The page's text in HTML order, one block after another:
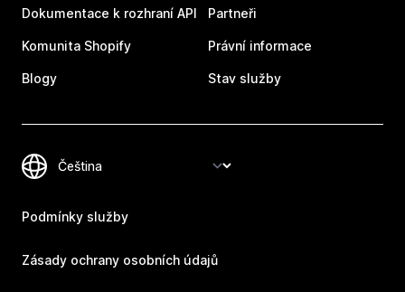
Dokumentace k rozhraní API
Komunita Shopify
Blogy
Partneři
Právní informace
Stav služby
Podmínky služby
Zásady ochrany osobních údajů